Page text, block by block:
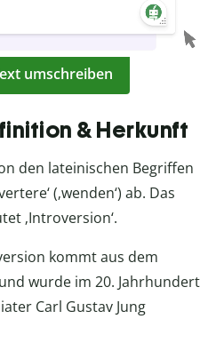
umschreiben
& Herkunft
den lateinischen Begriffen
(‚wenden‘) ab. Das
‚Introversion‘.
kommt aus dem
wurde im 20. Jahrhundert
Carl Gustav Jung